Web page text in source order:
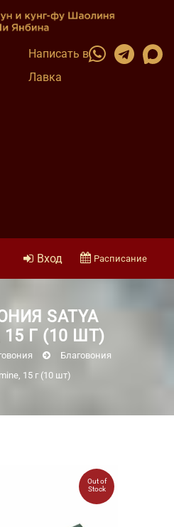
Написать в
Лавка
Вход Расписание
SATYA
15 Г (10 ШТ)
Благовония
15 г (10 шт)
Out of
Stock